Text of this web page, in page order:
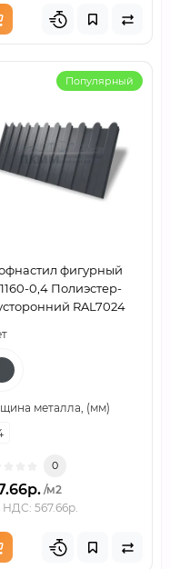
Популярный
фигурный
0,4 Полиэстер-
RAL7024
металла, (мм)
0
/м2
НДС: 567.66р.